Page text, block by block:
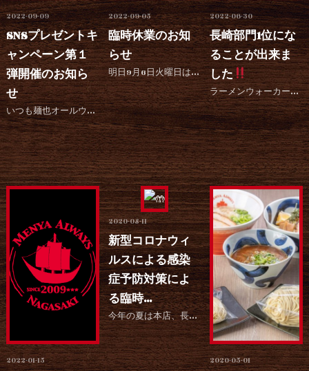
2022-09-09
SNSプレゼントキ
ャンペーン第１
弾開催のお知ら
せ
いつも麺也オールウェイズをご愛顧いただき、誠にありがとうございます。 2020年よりネットショップで販...
2022-09-05
臨時休業のお知
らせ
明日9月6日火曜日はココウォーク店以外の店舗を台風11号の接近に伴いお客様、スタッフの安全を考慮して臨...
2022-06-30
長崎部門1位にな
ることが出来ま
した
ラーメンウォーカー九州2022長崎部門1位になることが出来ました
2022-01-15
2020-08-11
新型コロナウィ
ルスによる感染
症予防対策によ
る臨時...
今年の夏は本店、長与店共に8月12日水曜日より8月31日まで臨時休業とさせていただきます。 アミュプラ...
2020-05-01